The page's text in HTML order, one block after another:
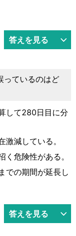
答えを見る
っているのはど
して280日目に分
減している。
危険性がある。
での期間が延長し
答えを見る